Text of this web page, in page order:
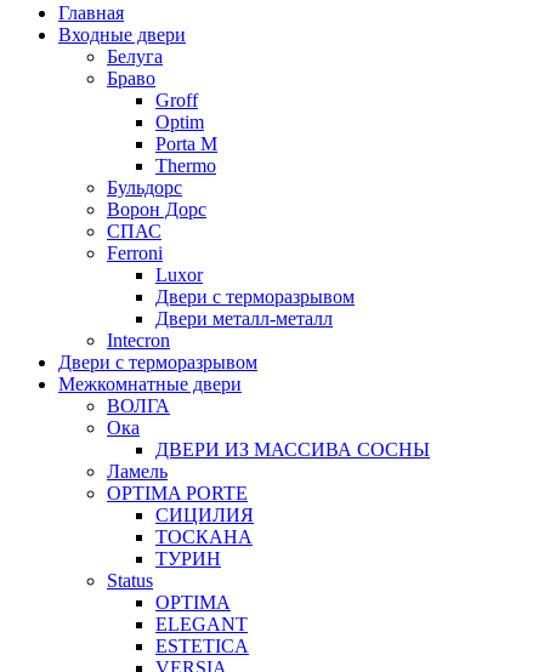
Главная
Входные двери
Белуга
Браво
Groff
Optim
Porta М
Thermo
Бульдорс
Ворон Дорс
СПАС
Ferroni
Luxor
Двери с терморазрывом
Двери металл-металл
Intecron
Двери с терморазрывом
Межкомнатные двери
ВОЛГА
Ока
ДВЕРИ ИЗ МАССИВА СОСНЫ
Ламель
OPTIMA PORTE
СИЦИЛИЯ
ТОСКАНА
ТУРИН
Status
OPTIMA
ELEGANT
ESTETICA
VERSIA